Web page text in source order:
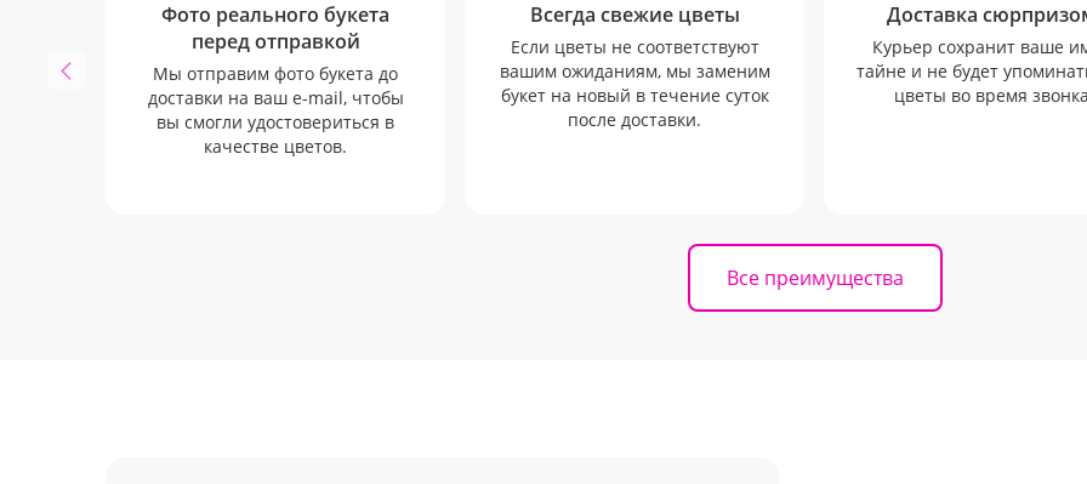
Фото реального букета
перед отправкой
Мы отправим фото букета до
доставки на ваш e-mail, чтобы
вы смогли удостовериться в
качестве цветов.
Всегда свежие цветы
Если цветы не соответствуют
вашим ожиданиям, мы заменим
букет на новый в течение суток
после доставки.
Доставка
Курьер сохранит ваше
тайне и не будет
цветы во время
Все преимущества